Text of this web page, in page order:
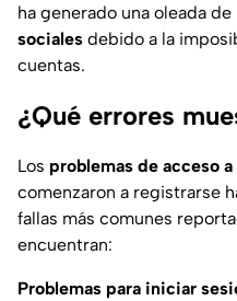
ha generado una oleada
sociales debido a la
cuentas.
¿Qué errores
Los problemas de acceso a
comenzaron a registrarse
fallas más comunes
encuentran:
Problemas para iniciar